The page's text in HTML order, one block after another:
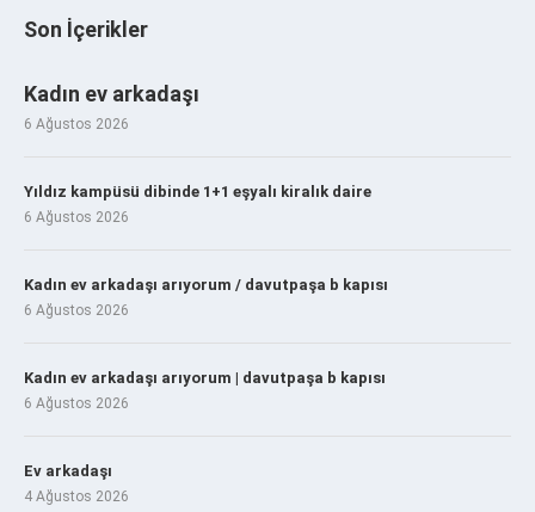
Son İçerikler
Kadın ev arkadaşı
6 Ağustos 2026
Yıldız kampüsü dibinde 1+1 eşyalı kiralık daire
6 Ağustos 2026
Kadın ev arkadaşı arıyorum / davutpaşa b kapısı
6 Ağustos 2026
Kadın ev arkadaşı arıyorum | davutpaşa b kapısı
6 Ağustos 2026
Ev arkadaşı
4 Ağustos 2026